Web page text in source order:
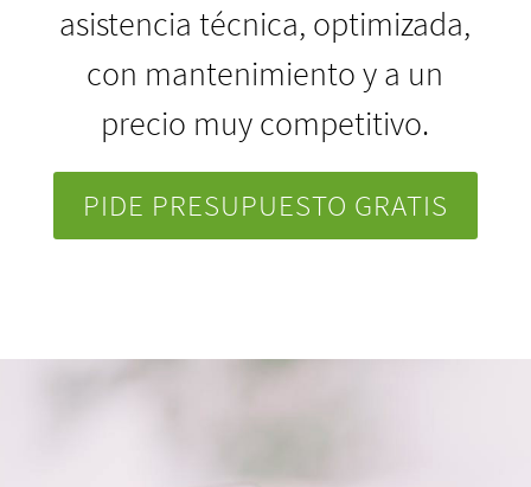
asistencia técnica, optimizada,
con mantenimiento y a un
precio muy competitivo.
PIDE PRESUPUESTO GRATIS